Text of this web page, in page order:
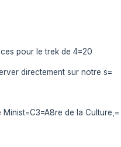
pour le trek de 4=20
directement sur notre s=
de la Culture,=